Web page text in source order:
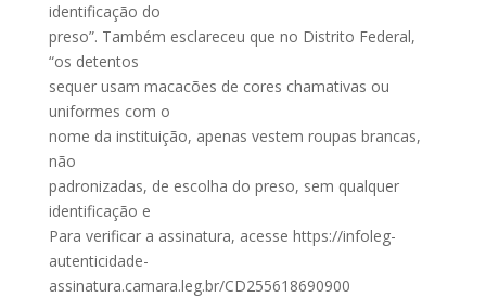
identificação do
preso”. Também esclareceu que no Distrito Federal,
“os detentos
sequer usam macacões de cores chamativas ou
uniformes com o
nome da instituição, apenas vestem roupas brancas,
não
padronizadas, de escolha do preso, sem qualquer
identificação e
Para verificar a assinatura, acesse https://infoleg-
autenticidade-
assinatura.camara.leg.br/CD255618690900